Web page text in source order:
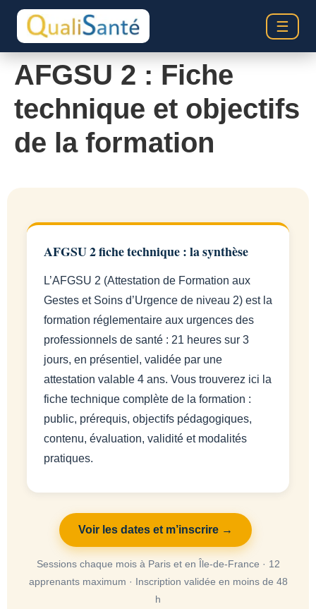
☰
AFGSU 2 : Fiche
technique et objectifs
de la formation
AFGSU 2 fiche technique : la synthèse
L’AFGSU 2 (Attestation de Formation aux
Gestes et Soins d’Urgence de niveau 2) est la
formation réglementaire aux urgences des
professionnels de santé : 21 heures sur 3
jours, en présentiel, validée par une
attestation valable 4 ans. Vous trouverez ici la
fiche technique complète de la formation :
public, prérequis, objectifs pédagogiques,
contenu, évaluation, validité et modalités
pratiques.
Voir les dates et m’inscrire →
Sessions chaque mois à Paris et en Île-de-France · 12
apprenants maximum · Inscription validée en moins de 48
h